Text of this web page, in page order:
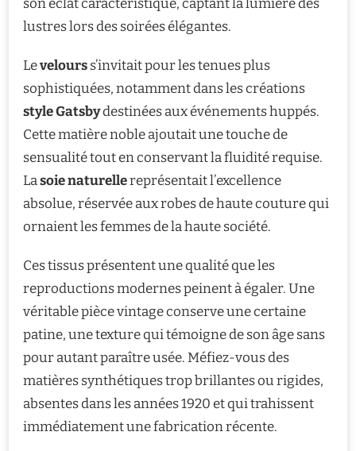
son éclat caractéristique, captant la lumière des
lustres lors des soirées élégantes.
Levelourss’invitait pour les tenues plus
sophistiquées, notamment dans les créations
style Gatsbydestinées aux événements huppés.
Cette matière noble ajoutait une touche de
sensualité tout en conservant la fluidité requise.
Lasoie naturellereprésentait l’excellence
absolue, réservée aux robes de haute couture qui
ornaient les femmes de la haute société.
Ces tissus présentent une qualité que les
reproductions modernes peinent à égaler. Une
véritable pièce vintage conserve une certaine
patine, une texture qui témoigne de son âge sans
pour autant paraître usée. Méfiez-vous des
matières synthétiques trop brillantes ou rigides,
absentes dans les années 1920 et qui trahissent
immédiatement une fabrication récente.